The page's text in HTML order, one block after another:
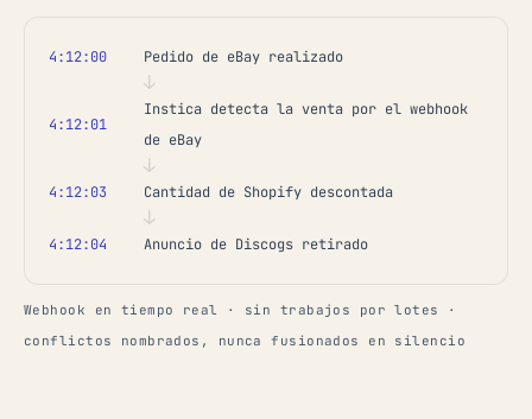
4:12:00 Pedido de eBay realizado
↓
4:12:01
Instica detecta la venta por el webhook
de eBay
↓
4:12:03 Cantidad de Shopify descontada
↓
4:12:04 Anuncio de Discogs retirado
Webhook en tiempo real · sin trabajos por lotes ·
conflictos nombrados, nunca fusionados en silencio